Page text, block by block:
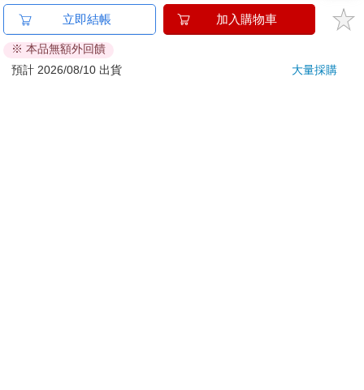
已拆封之個人衛生用品。（如：內衣褲、刮鬍刀、除毛
若非上列種類商品，均享有到貨7天的猶豫期（含例假
日）。
立即結帳 加入購物車
※ 本品無額外回饋
預計 2026/08/10 出貨
大量採購